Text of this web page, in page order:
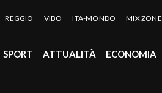
REGGIO VIBO ITA-MONDO MIX ZONE
SPORT ATTUALITÀ ECONOMIA